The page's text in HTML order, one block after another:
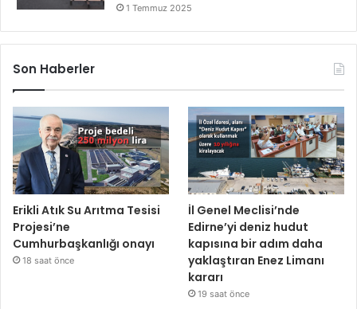
1 Temmuz 2025
Son Haberler
Erikli Atık Su Arıtma Tesisi
Projesi’ne
Cumhurbaşkanlığı onayı
18 saat önce
İl Genel Meclisi’nde
Edirne’yi deniz hudut
kapısına bir adım daha
yaklaştıran Enez Limanı
kararı
19 saat önce